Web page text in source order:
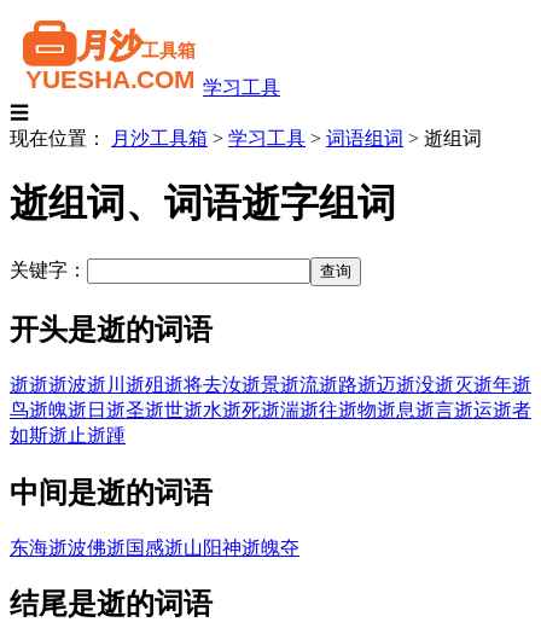
学习工具
☰
现在位置：
月沙工具箱 > 学习工具 > 词语组词 > 逝组词
逝组词、词语逝字组词
关键字：
开头是逝的词语
逝逝逝波逝川 逝殂逝将去汝逝景逝流逝路逝迈逝没逝灭逝年逝
鸟逝魄逝日 逝圣逝世逝水逝死逝湍逝往逝物逝息逝言逝运逝者
如斯逝止逝踵
中间是逝的词语
东海逝波佛逝国感逝山阳神逝魄夺
结尾是逝的词语